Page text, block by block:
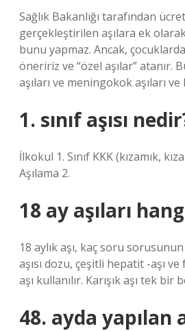
Sağlık Bakanlığı tarafından
gerçekleştirilen aşılara ek
bunu yapmaz. Ancak, çocuklarda
öneririz ve “özel aşılar” atanır.
aşıları ve meningokok aşıları ve
1. sınıf aşısı
İlkokul 1. Sınıf KKK (kızamık,
Aşılama 2.
18 ay aşıları
18 aylık aşı, kaç soru sorusunun
aşısı dozu, çeşitli hepatit -aşı
aşı kullanılır. Karışık aşı tek bir
48. ayda yapılan